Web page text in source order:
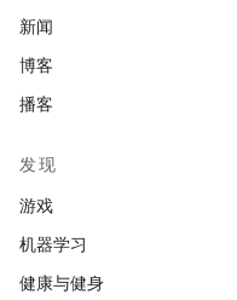
新闻
博客
播客
发现
游戏
机器学习
健康与健身